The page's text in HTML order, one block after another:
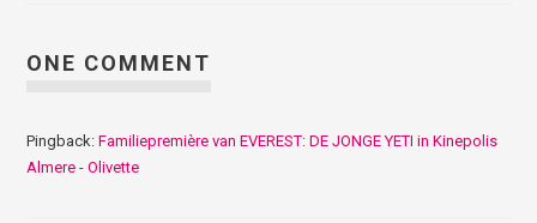
ONE COMMENT
Pingback:Familiepremière van EVEREST: DE JONGE YETI in Kinepolis
Almere - Olivette